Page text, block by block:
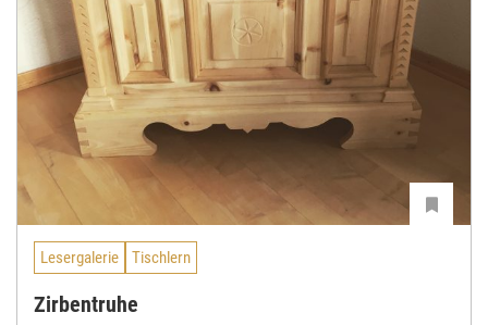
Lesergalerie Tischlern
Zirbentruhe